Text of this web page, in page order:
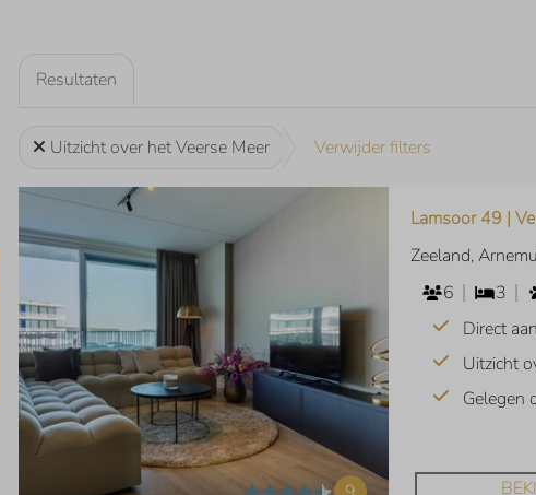
Resultaten
Uitzicht over het Veerse Meer Verwijder filters
Lamsoor 49 |
Zeeland,
6
3
Direct
Uitzicht
Gelegen